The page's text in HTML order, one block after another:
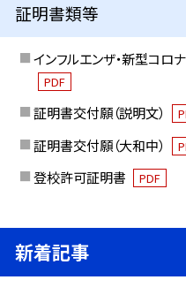
証明書類等
インフルエンザ・新型コ
PDF
証明書交付願（説明文）
証明書交付願（大和中）
登校許可証明書 PDF
新着記事